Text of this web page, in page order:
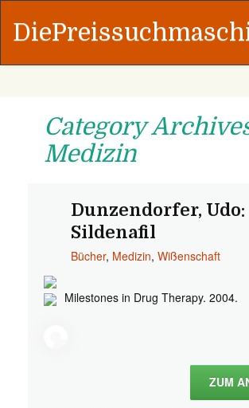
Category
Medizin
Dunzendorfer, Udo:
Sildenafil
Bücher, Medizin, Wißenschaft
Milestones in Drug Therapy. 2004.
ZUM